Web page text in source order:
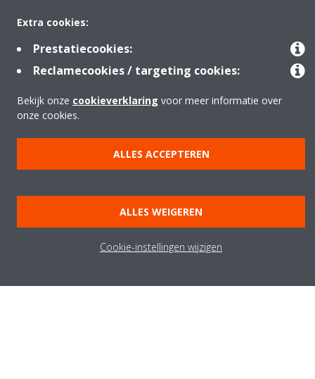
Daikin Luchtbehandelingskasten
Modular R product profile ECPNL17-485
Onze andere casestudies
Extra cookies:
Prestatiecookies:
Reclamecookies / targeting cookies:
Bekijk onze cookieverklaring voor meer informatie over
onze cookies.
ALLES ACCEPTEREN
ALLES WEIGEREN
Cookie-instellingen wijzigen